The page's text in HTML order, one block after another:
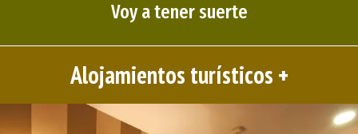
Voy a tener suerte
Alojamientos turísticos +